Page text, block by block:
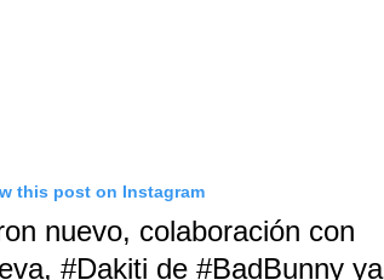
this post on Instagram
nuevo, colaboración con
#Dakiti de #BadBunny ya